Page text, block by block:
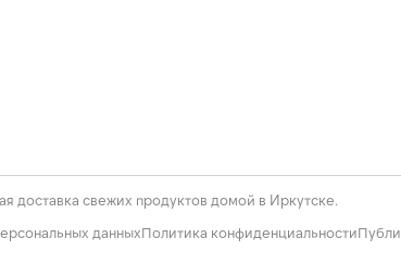
свежих продуктов домой в Иркутске.
данныхПолитика конфиденциальности